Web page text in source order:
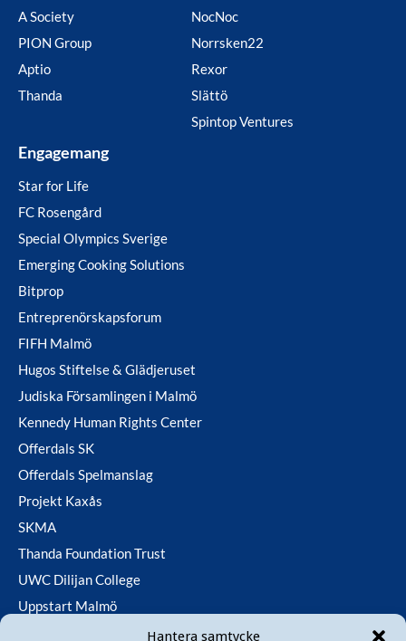
Hantera samtycke
A Society
PION Group
Aptio
Thanda
NocNoc
Norrsken22
Rexor
Slättö
Spintop Ventures
Engagemang
Star for Life
FC Rosengård
Special Olympics Sverige
Emerging Cooking Solutions
Bitprop
Entreprenörskapsforum
FIFH Malmö
Hugos Stiftelse & Glädjeruset
Judiska Församlingen i Malmö
Kennedy Human Rights Center
Offerdals SK
Offerdals Spelmanslag
Projekt Kaxås
SKMA
Thanda Foundation Trust
UWC Dilijan College
Uppstart Malmö